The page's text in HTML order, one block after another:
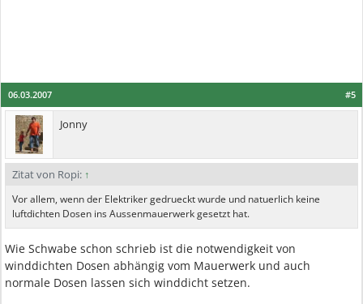
#5
06.03.2007
Jonny
Zitat von Ropi: ↑
Vor allem, wenn der Elektriker gedrueckt wurde und natuerlich keine
luftdichten Dosen ins Aussenmauerwerk gesetzt hat.
Wie Schwabe schon schrieb ist die notwendigkeit von
winddichten Dosen abhängig vom Mauerwerk und auch
normale Dosen lassen sich winddicht setzen.